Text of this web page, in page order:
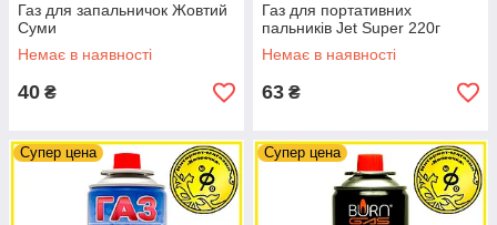
Газ для запальничок Жовтий
Суми
Немає в наявності
40 ₴
Газ для портативних
пальників Jet Super 220г
Немає в наявності
63 ₴
Супер цена Супер цена